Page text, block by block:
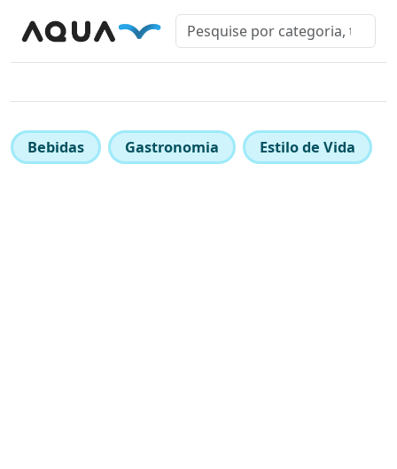
Bebidas Gastronomia Estilo de Vida